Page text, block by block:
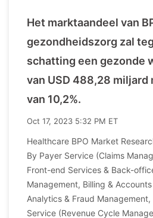
Het marktaandeel van
gezondheidszorg zal
schatting een gezonde
van USD 488,28 miljard
van 10,2%.
Oct 17, 2023 5:32 PM ET
Healthcare BPO Market
By Payer Service (Claims
Front-end Services & Back-
Management, Billing &
Analytics & Fraud
Service (Revenue Cycle